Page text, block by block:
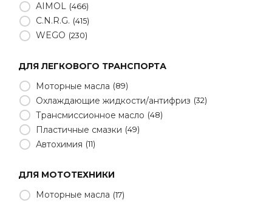
AIMOL 466
C.N.R.G. 415
WEGO 230
ДЛЯ ЛЕГКОВОГО ТРАНСПОРТА
Моторные масла
89
Охлаждающие жидкости/антифриз 32
Трансмиссионное масло 48
Пластичные смазки 49
Автохимия 11
ДЛЯ МОТОТЕХНИКИ
Моторные масла
17